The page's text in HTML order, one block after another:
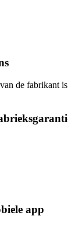
de fabrikant
app